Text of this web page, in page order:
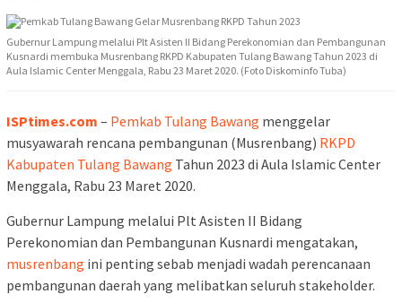
Gubernur Lampung melalui Plt Asisten II Bidang Perekonomian dan Pembangunan
Kusnardi membuka Musrenbang RKPD Kabupaten Tulang Bawang Tahun 2023 di
Aula Islamic Center Menggala, Rabu 23 Maret 2020. (Foto Diskominfo Tuba)
ISPtimes.com – Pemkab Tulang Bawang menggelar
musyawarah rencana pembangunan (Musrenbang) RKPD
Kabupaten Tulang Bawang Tahun 2023 di Aula Islamic Center
Menggala, Rabu 23 Maret 2020.
Gubernur Lampung melalui Plt Asisten II Bidang
Perekonomian dan Pembangunan Kusnardi mengatakan,
musrenbang ini penting sebab menjadi wadah perencanaan
pembangunan daerah yang melibatkan seluruh stakeholder.